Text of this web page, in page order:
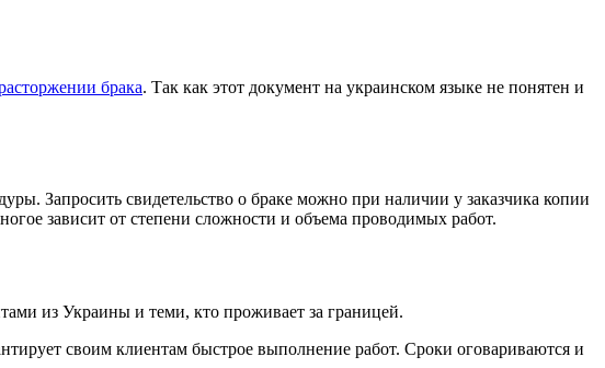
брака. Так как этот документ на украинском языке не понятен и
Запросить свидетельство о браке можно при наличии у заказчика копии
зависит от степени сложности и объема проводимых работ.
из Украины и теми, кто проживает за границей.
своим клиентам быстрое выполнение работ. Сроки оговариваются и